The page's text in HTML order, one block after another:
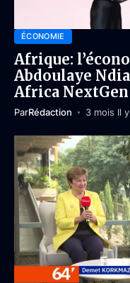
ÉCONOMIE
Afrique:
Abdoulaye
Africa
ParRédaction 3 mois Il